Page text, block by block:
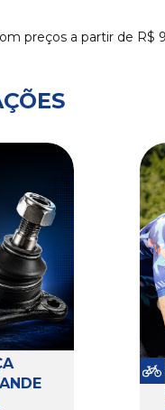
preços a partir de R$